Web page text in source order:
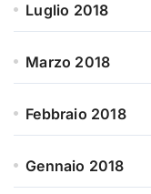
Luglio 2018
Marzo 2018
Febbraio 2018
Gennaio 2018